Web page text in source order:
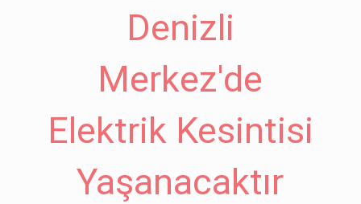
Denizli
Merkez'de
Elektrik Kesintisi
Yaşanacaktır